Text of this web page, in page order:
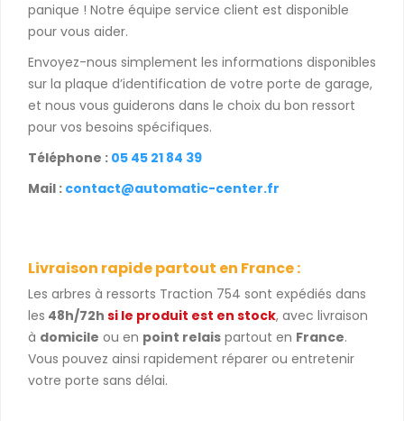
panique ! Notre équipe service client est disponible
pour vous aider.
Envoyez-nous simplement les informations disponibles
sur la plaque d’identification de votre porte de garage,
et nous vous guiderons dans le choix du bon ressort
pour vos besoins spécifiques.
Téléphone : 05 45 21 84 39
Mail : contact@automatic-center.fr
Livraison rapide partout en France :
Les arbres à ressorts Traction 754 sont expédiés dans
les 48h/72h si le produit est en stock, avec livraison
à domicile ou en point relais partout en France.
Vous pouvez ainsi rapidement réparer ou entretenir
votre porte sans délai.